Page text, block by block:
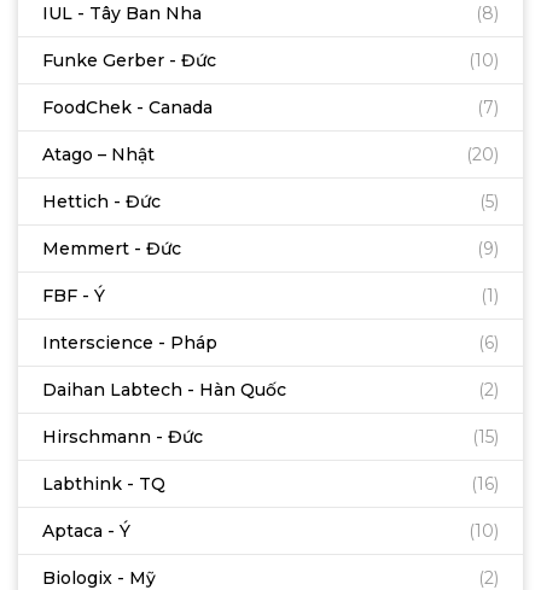
IUL - Tây Ban Nha (8)
Funke Gerber - Đức (10)
FoodChek - Canada (7)
Atago – Nhật (20)
Hettich - Đức (5)
Memmert - Đức (9)
FBF - Ý (1)
Interscience - Pháp (6)
Daihan Labtech - Hàn Quốc (2)
Hirschmann - Đức (15)
Labthink - TQ (16)
Aptaca - Ý (10)
Biologix - Mỹ (2)